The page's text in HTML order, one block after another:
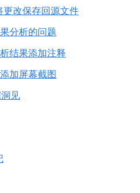
改保存回源文件
分析的问题
结果添加注释
加屏幕截图
见